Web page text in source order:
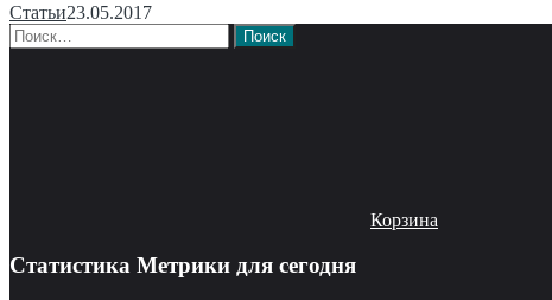
Статьи23.05.2017
Найти:
Корзина
Статистика Метрики для сегодня